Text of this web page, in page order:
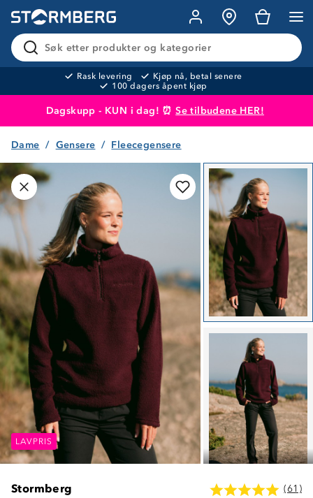
Søk etter produkter og kategorier
Rask levering
Kjøp nå, betal senere
100 dagers åpent kjøp
Dagskupp - KUN i dag! ⏰Se tilbudene HER!
Produktet er lagt i handlekurven
Dame Gensere Fleecegensere
LAVPRIS LAVPRIS
LAVPRIS
Stormberg (61)